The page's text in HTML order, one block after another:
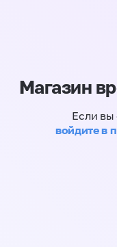
Магазин
Если вы
войдите в